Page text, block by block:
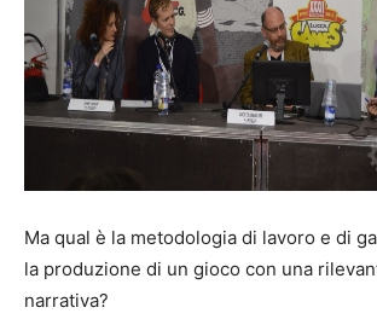
Ma qual è la metodologia di lavoro e di
la produzione di un gioco con una
narrativa?